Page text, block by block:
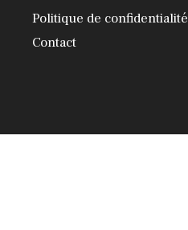
Politique de confidentialité
Contact